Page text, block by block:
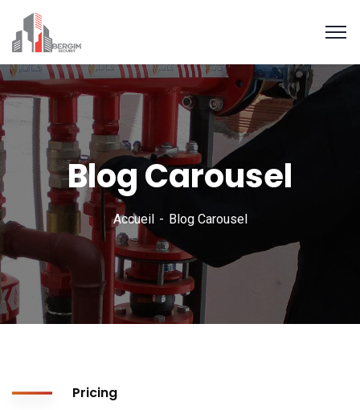
Blog Carousel
Accueil Blog Carousel
Pricing